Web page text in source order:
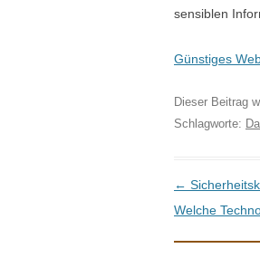
sensiblen
Günstiges
Dieser Beitrag
Schlagworte:
Beitrags-
←
Welche